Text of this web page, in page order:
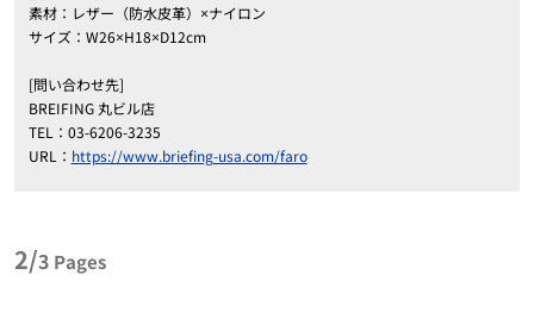
素材：レザー（防水皮革）×ナイロン
サイズ：W26×H18×D12cm
[問い合わせ先]
BREIFING 丸ビル店
TEL：03-6206-3235
URL： https://www.briefing-usa.com/faro
2/3 Pages